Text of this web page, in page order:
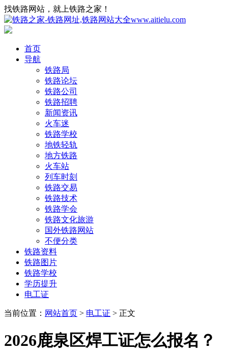
找铁路网站，就上铁路之家！
首页
导航
铁路局
铁路论坛
铁路公司
铁路招聘
新闻资讯
火车迷
铁路学校
地铁轻轨
地方铁路
火车站
列车时刻
铁路交易
铁路技术
铁路学会
铁路文化旅游
国外铁路网站
不便分类
铁路资料
铁路图片
铁路学校
学历提升
电工证
当前位置： 网站首页 > 电工证 > 正文
2026鹿泉区焊工证怎么报名？